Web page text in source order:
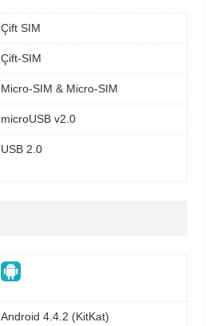
Çift SIM
Çift-SIM
Micro-SIM & Micro-SIM
microUSB v2.0
USB 2.0
Android 4.4.2 (KitKat)